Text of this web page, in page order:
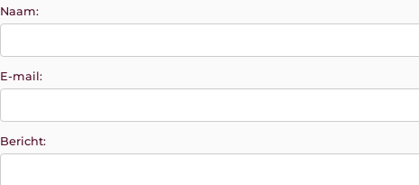
Naam:
E-mail:
Bericht: